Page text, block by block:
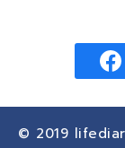
© 2019